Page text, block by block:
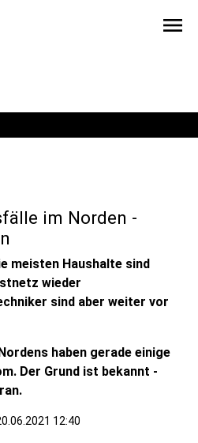
menu
im Norden -
meisten Haushalte sind
wieder
sind aber weiter vor
haben gerade einige
Der Grund ist bekannt -
12:40